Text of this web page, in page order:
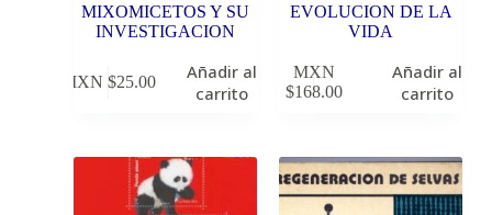
MIXOMICETOS Y SU
INVESTIGACION
MXN $25.00
Añadir al
carrito
EVOLUCION DE LA
VIDA
MXN
$168.00
Añadir al
carrito